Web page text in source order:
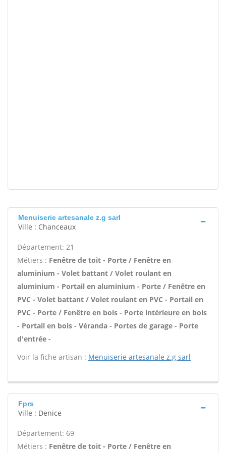
Menuiserie artesanale z.g sarl
Ville : Chanceaux
Département: 21
Métiers : Fenêtre de toit - Porte / Fenêtre en
aluminium - Volet battant / Volet roulant en
aluminium - Portail en aluminium - Porte / Fenêtre en
PVC - Volet battant / Volet roulant en PVC - Portail en
PVC - Porte / Fenêtre en bois - Porte intérieure en bois
- Portail en bois - Véranda - Portes de garage - Porte
d'entrée -
Voir la fiche artisan : Menuiserie artesanale z.g sarl
Fprs
Ville : Denice
Département: 69
Métiers : Fenêtre de toit - Porte / Fenêtre en